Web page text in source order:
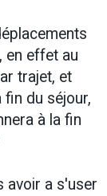
en effet au
trajet, et
du séjour,
à la fin
avoir a s'user